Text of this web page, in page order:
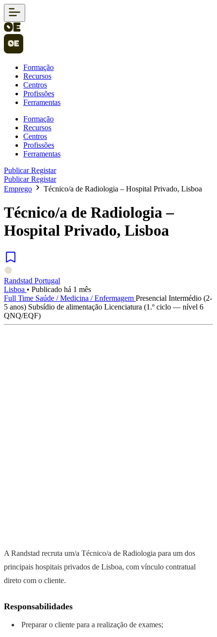
Formação
Recursos
Centros
Profissões
Ferramentas
Formação
Recursos
Centros
Profissões
Ferramentas
PublicarRegistar
PublicarRegistar
Emprego
Técnico/a de Radiologia – Hospital Privado, Lisboa
Técnico/a de Radiologia –
Hospital Privado, Lisboa
Randstad Portugal
Lisboa • Publicado há 1 mês
Full Time Saúde / Medicina / Enfermagem Presencial Intermédio (2-
5 anos) Subsídio de alimentação Licenciatura (1.º ciclo — nível 6
QNQ/EQF)
A Randstad recruta um/a Técnico/a de Radiologia para um dos
principais hospitais privados de Lisboa, com vínculo contratual
direto com o cliente.
Responsabilidades
Preparar o cliente para a realização de exames;